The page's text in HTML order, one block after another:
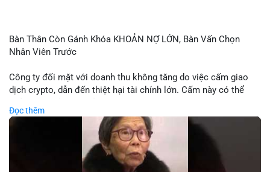
Bàn Thân Còn Gánh Khóa KHOẢN NỢ LỚN, Bàn Vấn Chọn
Nhân Viên Trước
Công ty đối mặt với doanh thu không tăng do việc cấm giao
dịch crypto, dẫn đến thiệt hại tài chính lớn. Cấm này có thể
biến động giá digital asset. Bàn vấn chuyển hướng tập trung
vào nhân lực, cho thấy chiến lược giảm chi phí hoặc điều chỉnh
mô hình kinh doanh. Điều này có thể ảnh hưởng đến thị trường
crypto và các doanh nghiệp liên quan trong tương lai.
Đọc thêm